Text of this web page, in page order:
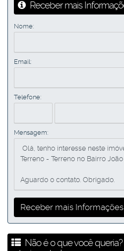
Receber mais
Nome:
Email:
Telefone:
Mensagem:
Não é o que você